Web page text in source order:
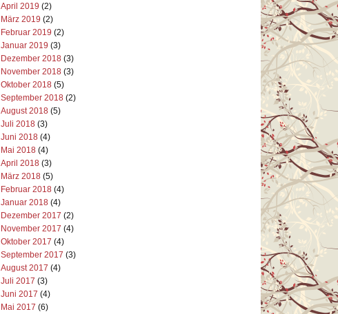
April 2019 (2)
März 2019 (2)
Februar 2019 (2)
Januar 2019 (3)
Dezember 2018(3)
November 2018(3)
Oktober 2018(5)
September 2018(2)
August 2018(5)
Juli 2018(3)
Juni 2018(4)
Mai 2018(4)
April 2018(3)
März 2018(5)
Februar 2018(4)
Januar 2018(4)
Dezember 2017 (2)
November 2017 (4)
Oktober 2017 (4)
September 2017 (3)
August 2017 (4)
Juli 2017 (3)
Juni 2017 (4)
Mai 2017 (6)